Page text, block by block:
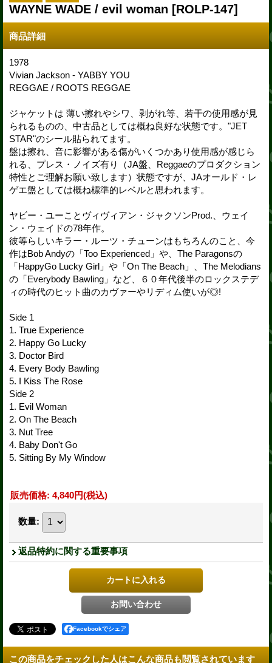
WAYNE WADE / evil woman [ROLP-147]
商品詳細
1978
Vivian Jackson - YABBY YOU
REGGAE / ROOTS REGGAE
ジャケットは 薄い擦れやシワ、剥がれ等、若干の使用感が見
られるものの、中古品としては概ね良好な状態です。"JET
STAR"のシール貼られてます。
盤は擦れ、音に影響がある傷がいくつかあり使用感が感じら
れる、プレス・ノイズ有り（JA盤、Reggaeのプロダクション
特性とご理解お願い致します）状態ですが、JAオールド・レ
ゲエ盤としては概ね標準的レベルと思われます。
ヤビー・ユーことヴィヴィアン・ジャクソンProd.、ウェイ
ン・ウェイドの78年作。
彼等らしいキラー・ルーツ・チューンはもちろんのこと、今
作はBob Andyの「Too Experienced」や、The Paragonsの
「HappyGo Lucky Girl」や「On The Beach」、The Melodians
の「Everybody Bawling」など、６０年代後半のロックステデ
ィの時代のヒット曲のカヴァーやリディム使いが◎!
Side 1
1. True Experience
2. Happy Go Lucky
3. Doctor Bird
4. Every Body Bawling
5. I Kiss The Rose
Side 2
1. Evil Woman
2. On The Beach
3. Nut Tree
4. Baby Don't Go
5. Sitting By My Window
販売価格: 4,840円(税込)
数量:
返品特約に関する重要事項
Facebookでシェア
この商品をチェックした人はこんな商品も閲覧されています